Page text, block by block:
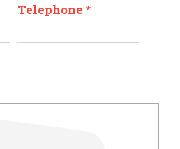
Telephone *